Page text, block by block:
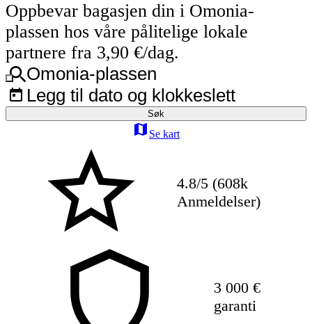
Oppbevar bagasjen din i Omonia-
plassen hos våre pålitelige lokale
partnere fra 3,90 €/dag.
Omonia-plassen
Legg til dato og klokkeslett
Søk
Se kart
4.8/5 (608k
Anmeldelser)
3 000 €
garanti